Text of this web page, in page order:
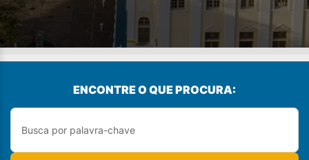
ENCONTRE O QUE PROCURA: